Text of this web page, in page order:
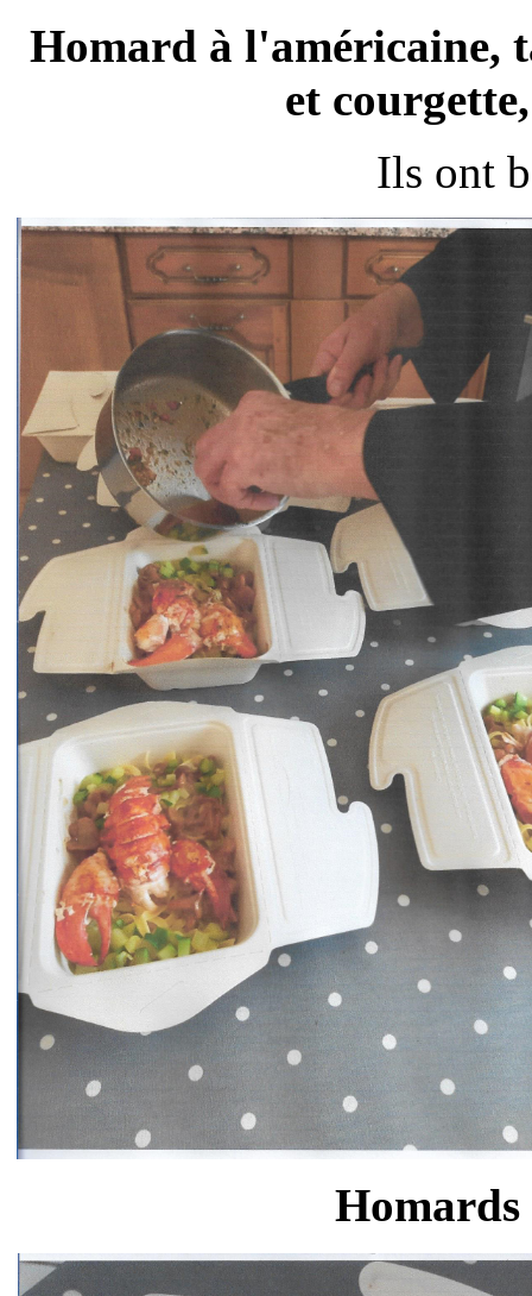
Homard à l'américaine,
et
Ils ont